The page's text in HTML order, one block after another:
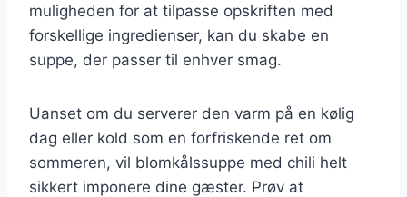
muligheden for at tilpasse opskriften med
forskellige ingredienser, kan du skabe en
suppe, der passer til enhver smag.
Uanset om du serverer den varm på en kølig
dag eller kold som en forfriskende ret om
sommeren, vil blomkålssuppe med chili helt
sikkert imponere dine gæster. Prøv at